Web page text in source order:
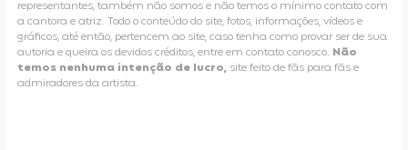
representantes, também não somos e não temos o mínimo contato com
a cantora e atriz. Todo o conteúdo do site, fotos, informações, vídeos e
gráficos, até então, pertencem ao site, caso tenha como provar ser de sua
autoria e queira os devidos créditos, entre em contato conosco. Não
temos nenhuma intenção de lucro, site feito de fãs para fãs e
admiradores da artista.